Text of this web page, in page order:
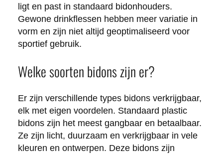
ligt en past in standaard bidonhouders.
Gewone drinkflessen hebben meer variatie in
vorm en zijn niet altijd geoptimaliseerd voor
sportief gebruik.
Welke soorten bidons zijn er?
Er zijn verschillende types bidons verkrijgbaar,
elk met eigen voordelen. Standaard plastic
bidons zijn het meest gangbaar en betaalbaar.
Ze zijn licht, duurzaam en verkrijgbaar in vele
kleuren en ontwerpen. Deze bidons zijn